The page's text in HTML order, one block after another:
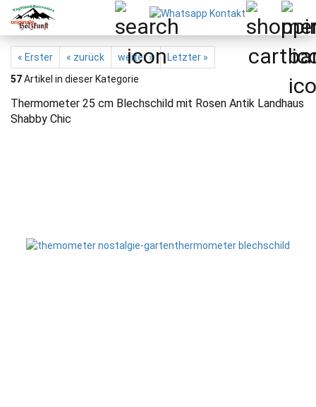
« Erster « zurück weiter »
Letzter »
57Artikel in dieser Kategorie
Thermometer 25 cm Blechschild mit Rosen Antik Landhaus
Shabby Chic